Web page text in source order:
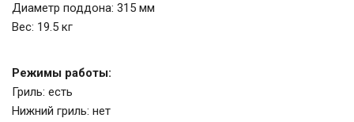
Диаметр поддона: 315 мм
Вес: 19.5 кг
Режимы работы:
Гриль: есть
Нижний гриль: нет